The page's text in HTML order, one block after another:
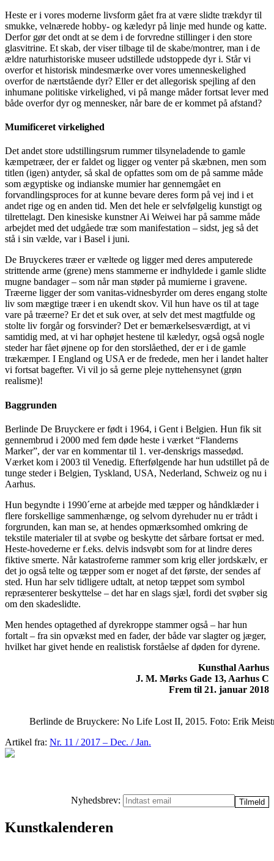
Heste er i vores moderne livsform gået fra at være slidte trækdyr til
smukke, velnærede hobby- og kæledyr på linje med hunde og katte.
Derfor gør det ondt at se dem i de forvredne stillinger i den store
glasvitrine. Et skab, der viser tilbage til de skabe/montrer, man i de
ældre naturhistoriske museer udstillede udstoppede dyr i. Står vi
overfor et historisk mindesmærke over vores umenneskelighed
overfor de nærtstående dyr? Eller er det allegorisk spejling af den
inhumane politiske virkelighed, vi på mange måder fortsat lever med
både overfor dyr og mennesker, når bare de er kommet på afstand?
Mumificeret virkelighed
Det andet store udstillingsrum rummer tilsyneladende to gamle
kæmpetræer, der er faldet og ligger og venter på skæbnen, men som
titlen (igen) antyder, så skal de opfattes som om de på samme måde
som ægyptiske og indianske mumier har gennemgået en
forvandlingsproces for at kunne bevare deres form på vej ind i et
andet rige og en anden tid. Men det hele er selvfølgelig kunstigt og
tilrettelagt. Den kinesiske kunstner Ai Weiwei har på samme måde
arbejdet med det udgåede træ som manifestation – sidst, jeg så det
stå i sin vælde, var i Basel i juni.
De Bruyckeres træer er væltede og ligger med deres amputerede
strittende arme (grene) mens stammerne er indhyldede i gamle slidte
mugne bandager – som når man støder på mumierne i gravene.
Træerne ligger der som vanitas-vidnesbyrder om deres engang stolte
liv som mægtige træer i en ukendt skov. Vil hun have os til at tage
vare på træerne? Er det et suk over, at selv det mest magtfulde og
stolte liv forgår og forsvinder? Det er bemærkelsesværdigt, at vi
samtidig med, at vi har ophøjet hestene til kæledyr, også også nogle
steder har fået øjnene op for den storslåethed, der er i de gamle
trækæmper. I England og USA er de fredede, men her i landet halter
vi fortsat bagefter. Vi vil jo så gerne pleje nyttehensynet (grøn
realisme)!
Baggrunden
Berlinde De Bruyckere er født i 1964, i Gent i Belgien. Hun fik sit
gennembrud i 2000 med fem døde heste i værket “Flanderns
Marker”, der var en kommentar til 1. ver-denskrigs massedød.
Værket kom i 2003 til Venedig. Efterfølgende har hun udstillet på de
tunge steder i Belgien, Tyskland, USA, Nederland, Schweiz og nu i
Aarhus.
Hun begyndte i 1990´erne at arbejde med tæpper og håndklæder i
flere forskellige sammenhænge, og selvom dyrehuder nu er trådt i
forgrunden, kan man se, at hendes opmærksomhed omkring de
tekstile materialer til at svøbe og beskytte det sårbare fortsat er med.
Heste-hovederne er f.eks. delvis indsvøbt som for at lindre deres
fiktive smerte. Når katastroferne rammer som krig eller jordskælv, er
det jo også telte og tæpper som er noget af det første, der sendes af
sted. Hun har selv tidligere udtalt, at netop tæppet som symbol
repræsenterer beskyttelse – det har en slags sjæl, fordi det svøber sig
om den skadeslidte.
Men hendes optagethed af dyrekroppe stammer også – har hun
fortalt – fra sin opvækst med en fader, der både var slagter og jæger,
hvilket har givet hende en realistisk forståelse af døden for dyrene.
Kunsthal Aarhus
J. M. Mørks Gade 13, Aarhus C
Frem til 21. januar 2018
Berlinde de Bruyckere: No Life Lost II, 2015. Foto: Erik
Artikel fra: Nr. 11 / 2017 – Dec. / Jan.
Nyhedsbrev:
Kunstkalenderen